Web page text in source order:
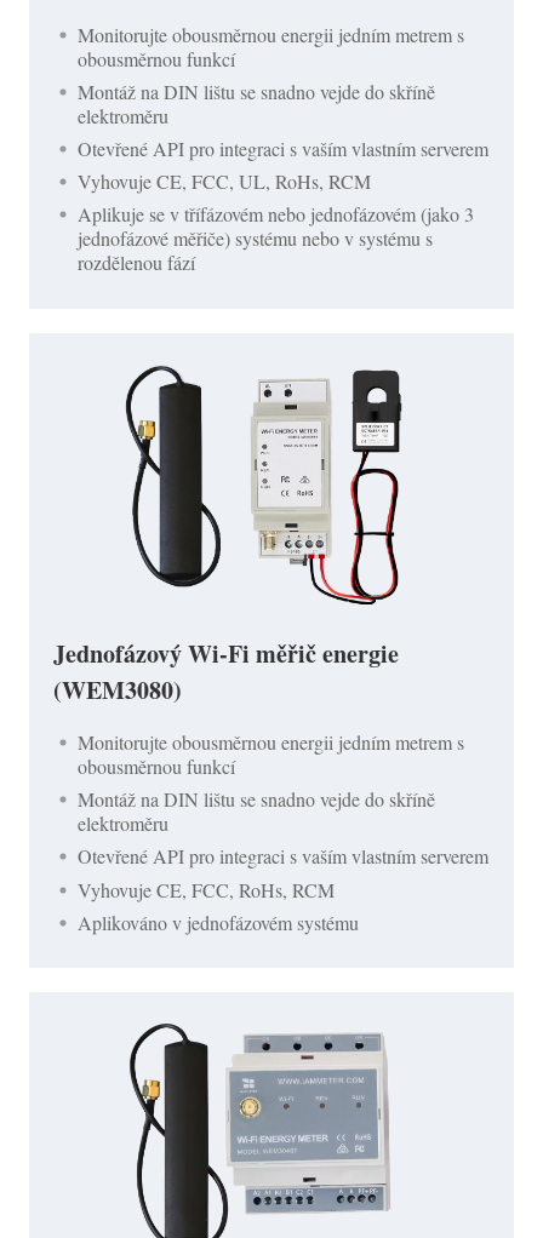
Monitorujte obousměrnou energii jedním metrem s
obousměrnou funkcí
Montáž na DIN lištu se snadno vejde do skříně
elektroměru
Otevřené API pro integraci s vaším vlastním serverem
Vyhovuje CE, FCC, UL, RoHs, RCM
Aplikuje se v třífázovém nebo jednofázovém (jako 3
jednofázové měřiče) systému nebo v systému s
rozdělenou fází
Jednofázový Wi-Fi měřič energie
(WEM3080)
Monitorujte obousměrnou energii jedním metrem s
obousměrnou funkcí
Montáž na DIN lištu se snadno vejde do skříně
elektroměru
Otevřené API pro integraci s vaším vlastním serverem
Vyhovuje CE, FCC, RoHs, RCM
Aplikováno v jednofázovém systému